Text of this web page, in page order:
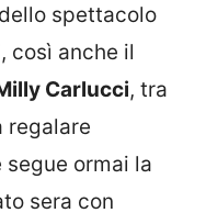
spettacolo
così anche il
Carlucci, tra
regalare
ormai la
sera con